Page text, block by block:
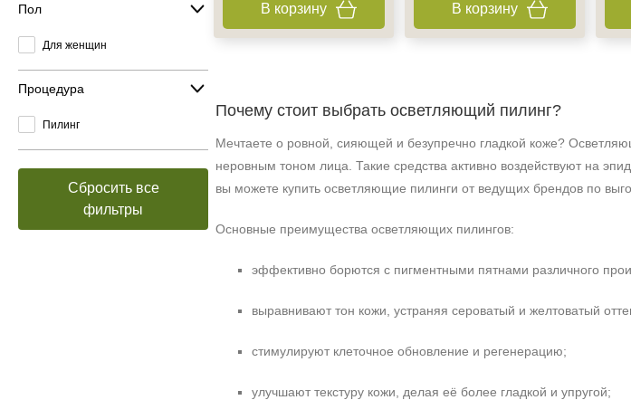
Пол
Для женщин
Процедура
Пилинг
Сбросить все
фильтры
В корзину В корзину
Почему стоит выбрать осветляющий пилинг?
Мечтаете о ровной, сияющей и безупречно гладкой коже?
неровным тоном лица. Такие средства активно воздействуют на
вы можете купить осветляющие пилинги от ведущих брендов по
Основные преимущества осветляющих пилингов:
эффективно борются с пигментными пятнами различного
выравнивают тон кожи, устраняя сероватый и желтоватый
стимулируют клеточное обновление и регенерацию;
улучшают текстуру кожи, делая её более гладкой и упругой;